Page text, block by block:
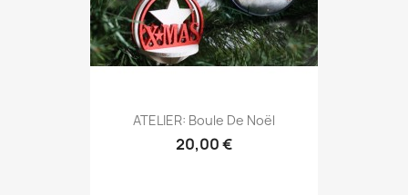
ATELIER: Boule De Noël
20,00 €